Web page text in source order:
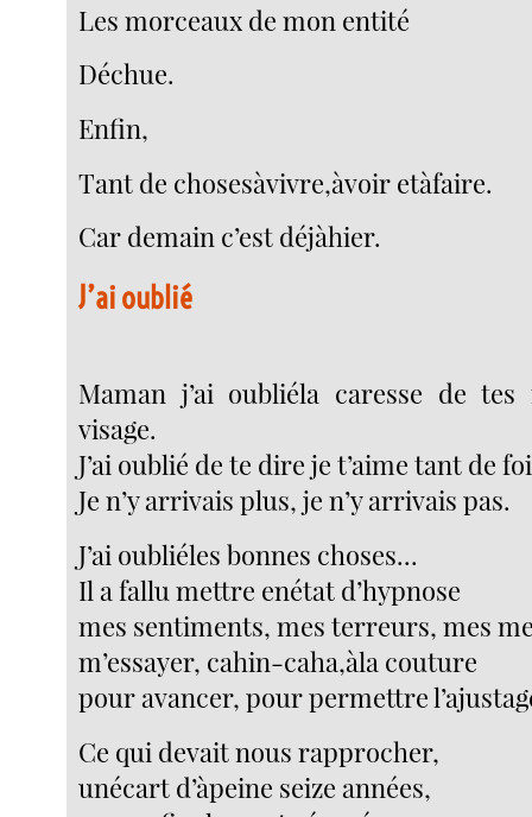
Les morceaux de mon entité
Déchue.
Enfin,
Tant de chosesàvivre,àvoir etàfaire.
Car demain c’est déjàhier.
J’ai oublié
Maman j’ai oubliéla caresse de
visage.
J’ai oublié de te dire je t’aime tant de
Je n’y arrivais plus, je n’y arrivais pas.
J’ai oubliéles bonnes choses...
Il a fallu mettre enétat d’hypnose
mes sentiments, mes terreurs, mes
m’essayer, cahin-caha,àla couture
pour avancer, pour permettre
Ce qui devait nous rapprocher,
unécart d’àpeine seize années,